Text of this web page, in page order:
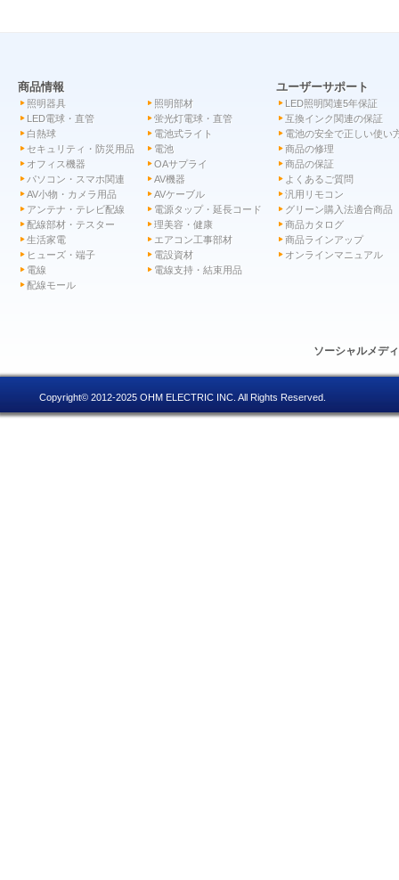
商品情報
照明器具
照明部材
LED電球・直管
蛍光灯電球・直管
白熱球
電池式ライト
セキュリティ・防災用品
電池
オフィス機器
OAサプライ
パソコン・スマホ関連
AV機器
AV小物・カメラ用品
AVケーブル
アンテナ・テレビ配線
電源タップ・延長コード
配線部材・テスター
理美容・健康
生活家電
エアコン工事部材
ヒューズ・端子
電設資材
電線
電線支持・結束用品
配線モール
ユーザーサポート
LED照明関連5年保証
互換インク関連の保証
電池の安全で正しい使い
商品の修理
商品の保証
よくあるご質問
汎用リモコン
グリーン購入法適合商品
商品カタログ
商品ラインアップ
オンラインマニュアル
ソーシャルメデ
Copyright© 2012-2025 OHM ELECTRIC INC. All Rights Reserved.